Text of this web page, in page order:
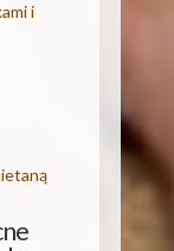
i